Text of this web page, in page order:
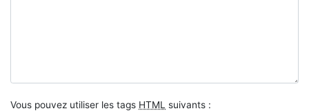
Vous pouvez utiliser les tags HTML suivants :